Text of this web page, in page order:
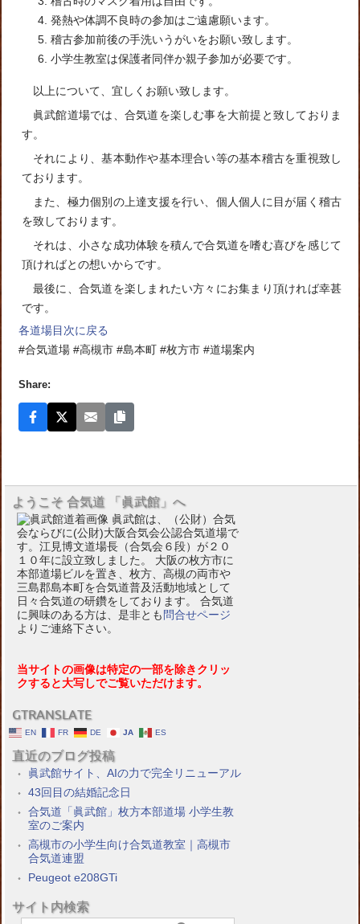
発熱や体調不良時の参加はご遠慮願います。
稽古参加前後の手洗いうがいをお願い致します。
小学生教室は保護者同伴か親子参加が必要です。
以上について、宜しくお願い致します。
眞武館道場では、合気道を楽しむ事を大前提と致しておりま
す。
それにより、基本動作や基本理合い等の基本稽古を重視致し
ております。
また、極力個別の上達支援を行い、個人個人に目が届く稽古
を致しております。
それは、小さな成功体験を積んで合気道を嗜む喜びを感じて
頂ければとの想いからです。
最後に、合気道を楽しまれたい方々にお集まり頂ければ幸甚
です。
各道場目次に戻る
#合気道場 #高槻市 #島本町 #枚方市 #道場案内
Share:
ようこそ 合気道 「眞武館」へ
眞武館は、（公財）合気
会ならびに(公財)大阪合気会公認合気道場で
す。江見博文道場長（合気会６段）が２０
１０年に設立致しました。 大阪の枚方市に
本部道場ビルを置き、枚方、高槻の両市や
三島郡島本町を合気道普及活動地域として
日々合気道の研鑽をしております。 合気道
に興味のある方は、是非とも 問合せページ
よりご連絡下さい。
当サイトの画像は特定の一部を除きクリッ
クすると大写しでご覧いただけます。
GTRANSLATE
EN FR DE JA ES
直近のブログ投稿
眞武館サイト、AIの力で完全リニューアル
43回目の結婚記念日
合気道「眞武館」枚方本部道場 小学生教
室のご案内
高槻市の小学生向け合気道教室｜高槻市
合気道連盟
Peugeot e208GTi
サイト内検索